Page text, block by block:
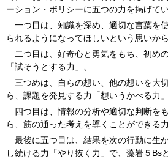
ーション・ポリシーに五つの力を掲げてい
一つ目は、知識を深め、適切な言葉を
られるようになってほしいという思いか
二つ目は、好奇心と勇気をもち、初め
「試そうとする力」、
三つめは、自らの想い、他の想いを大
ら、課題を発見する力「想いうかべる力」
四つ目は、情報の分析や適切な判断を
ら、筋の通った考えを導くことができる
最後に五つ目は、結果を次の行動に生
し続ける力「やり抜く力」で、藻岩５Bs